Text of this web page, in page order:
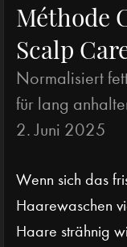
Méthode
Scalp
Normalisiert
für lang
2. Juni 2025
Wenn sich das
Haarewaschen
Haare strähnig